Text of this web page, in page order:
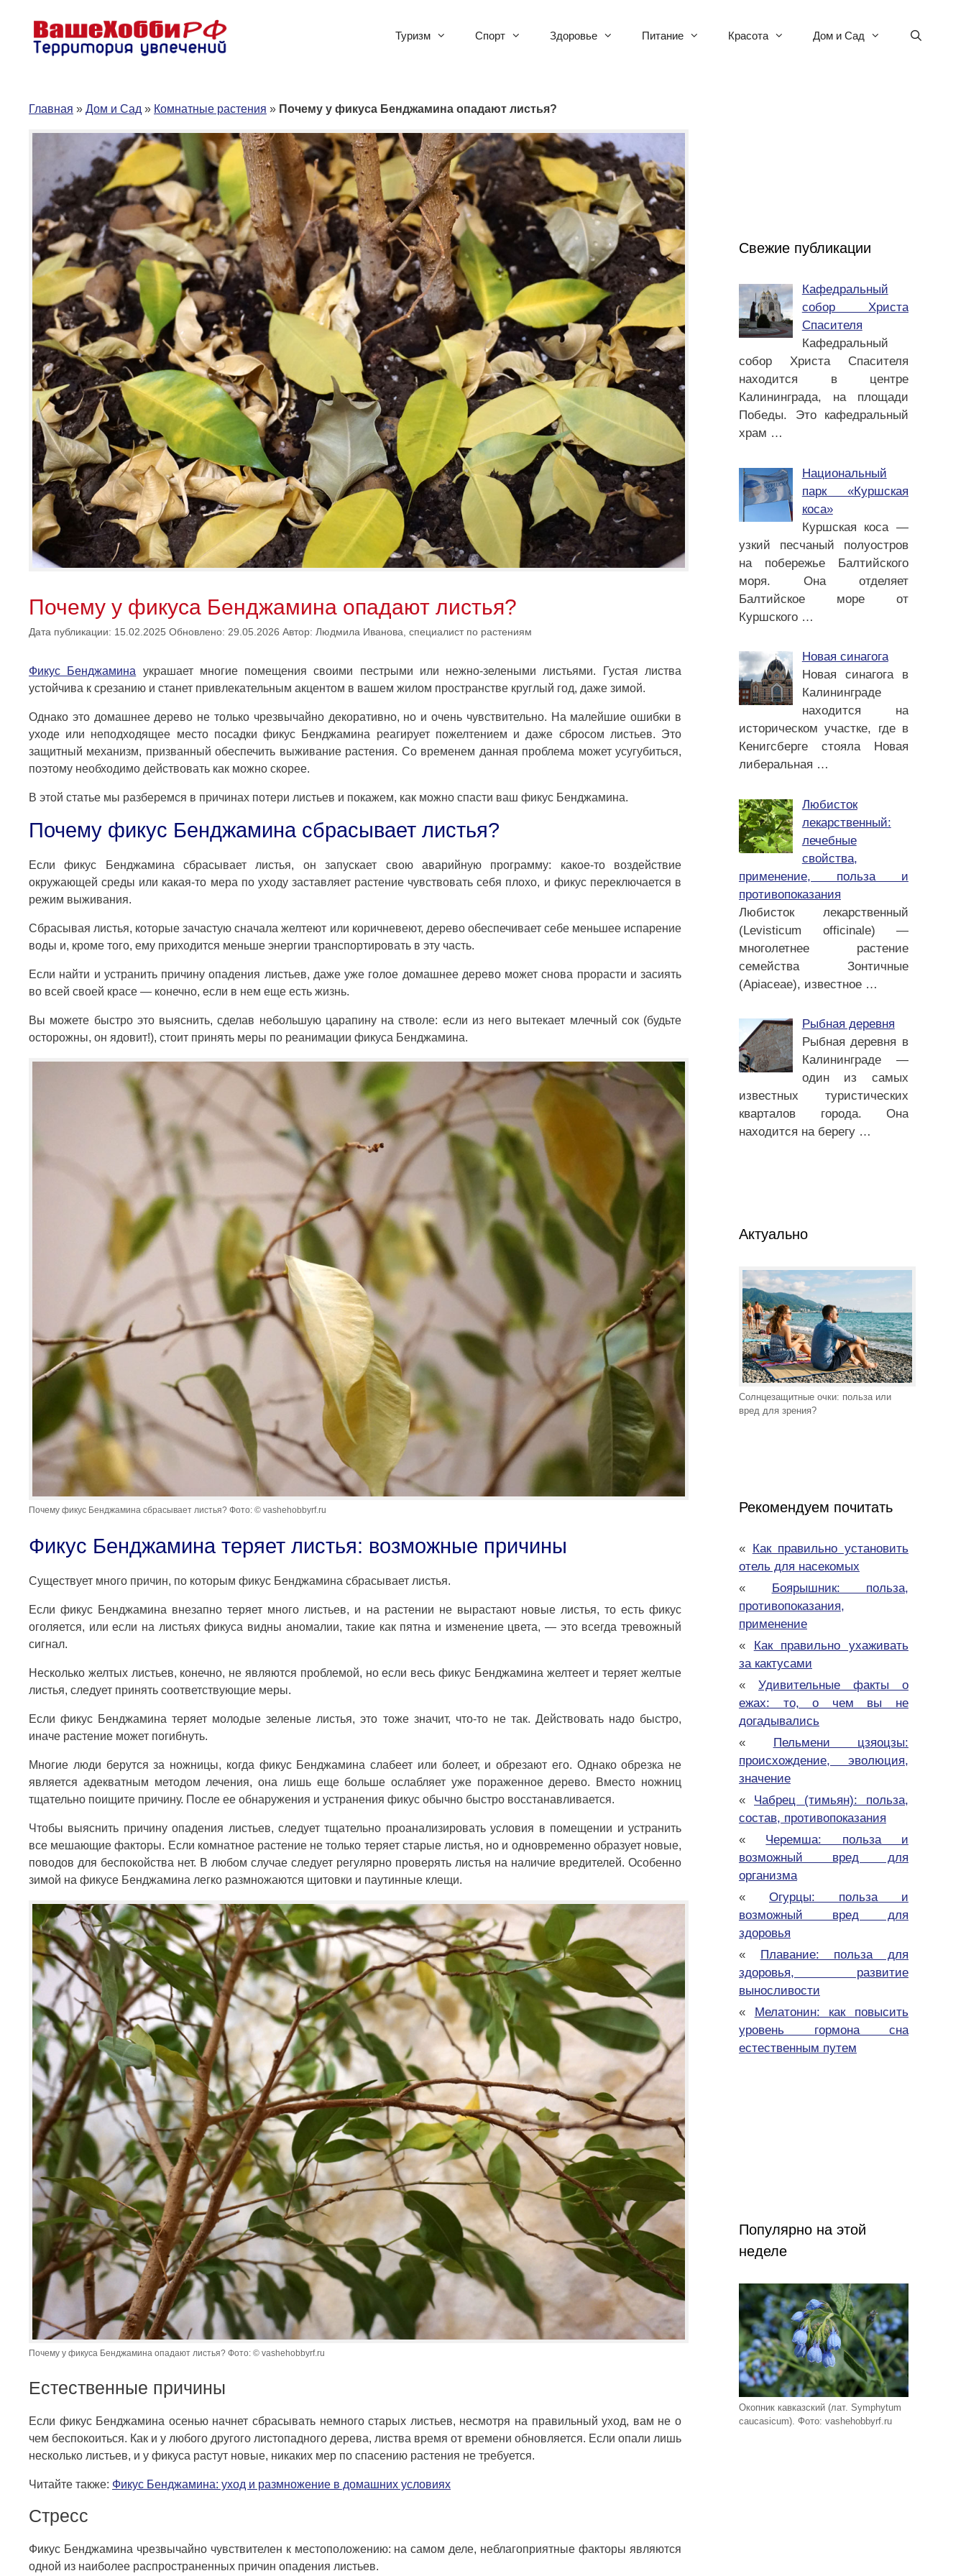
содержимому
Туризм Спорт Здоровье Питание Красота Дом и Сад
Главная » Дом и Сад » Комнатные растения » Почему у фикуса Бенджамина опадают листья?
Почему у фикуса Бенджамина опадают листья?
Дата публикации: 15.02.2025 Обновлено: 29.05.2026 Автор: Людмила Иванова, специалист по растениям
Фикус Бенджамина украшает многие помещения своими пестрыми или нежно-зелеными листьями. Густая листва
устойчива к срезанию и станет привлекательным акцентом в вашем жилом пространстве круглый год, даже зимой.
Однако это домашнее дерево не только чрезвычайно декоративно, но и очень чувствительно. На малейшие ошибки в
уходе или неподходящее место посадки фикус Бенджамина реагирует пожелтением и даже сбросом листьев. Это
защитный механизм, призванный обеспечить выживание растения. Со временем данная проблема может усугубиться,
поэтому необходимо действовать как можно скорее.
В этой статье мы разберемся в причинах потери листьев и покажем, как можно спасти ваш фикус Бенджамина.
Почему фикус Бенджамина сбрасывает листья?
Если фикус Бенджамина сбрасывает листья, он запускает свою аварийную программу: какое-то воздействие
окружающей среды или какая-то мера по уходу заставляет растение чувствовать себя плохо, и фикус переключается в
режим выживания.
Сбрасывая листья, которые зачастую сначала желтеют или коричневеют, дерево обеспечивает себе меньшее испарение
воды и, кроме того, ему приходится меньше энергии транспортировать в эту часть.
Если найти и устранить причину опадения листьев, даже уже голое домашнее дерево может снова прорасти и засиять
во всей своей красе — конечно, если в нем еще есть жизнь.
Вы можете быстро это выяснить, сделав небольшую царапину на стволе: если из него вытекает млечный сок (будьте
осторожны, он ядовит!), стоит принять меры по реанимации фикуса Бенджамина.
Почему фикус Бенджамина сбрасывает листья? Фото: © vashehobbyrf.ru
Фикус Бенджамина теряет листья: возможные причины
Существует много причин, по которым фикус Бенджамина сбрасывает листья.
Если фикус Бенджамина внезапно теряет много листьев, и на растении не вырастают новые листья, то есть фикус
оголяется, или если на листьях фикуса видны аномалии, такие как пятна и изменение цвета, — это всегда тревожный
сигнал.
Несколько желтых листьев, конечно, не являются проблемой, но если весь фикус Бенджамина желтеет и теряет желтые
листья, следует принять соответствующие меры.
Если фикус Бенджамина теряет молодые зеленые листья, это тоже значит, что-то не так. Действовать надо быстро,
иначе растение может погибнуть.
Многие люди берутся за ножницы, когда фикус Бенджамина слабеет или болеет, и обрезают его. Однако обрезка не
является адекватным методом лечения, она лишь еще больше ослабляет уже пораженное дерево. Вместо ножниц
тщательно поищите причину. После ее обнаружения и устранения фикус обычно быстро восстанавливается.
Чтобы выяснить причину опадения листьев, следует тщательно проанализировать условия в помещении и устранить
все мешающие факторы. Если комнатное растение не только теряет старые листья, но и одновременно образует новые,
поводов для беспокойства нет. В любом случае следует регулярно проверять листья на наличие вредителей. Особенно
зимой на фикусе Бенджамина легко размножаются щитовки и паутинные клещи.
Почему у фикуса Бенджамина опадают листья? Фото: © vashehobbyrf.ru
Естественные причины
Если фикус Бенджамина осенью начнет сбрасывать немного старых листьев, несмотря на правильный уход, вам не о
чем беспокоиться. Как и у любого другого листопадного дерева, листва время от времени обновляется. Если опали лишь
несколько листьев, и у фикуса растут новые, никаких мер по спасению растения не требуется.
Читайте также: Фикус Бенджамина: уход и размножение в домашних условиях
Стресс
Фикус Бенджамина чрезвычайно чувствителен к местоположению: на самом деле, неблагоприятные факторы являются
одной из наиболее распространенных причин опадения листьев.
Свежие публикации
Кафедральный
собор Христа
Спасителя
Кафедральный
собор Христа Спасителя
находится в центре
Калининграда, на площади
Победы. Это кафедральный
храм …
Национальный
парк «Куршская
коса»
Куршская коса —
узкий песчаный полуостров
на побережье Балтийского
моря. Она отделяет
Балтийское море от
Куршского …
Новая синагога
Новая синагога в
Калининграде
находится на
историческом участке, где в
Кенигсберге стояла Новая
либеральная …
Любисток
лекарственный:
лечебные
свойства,
применение, польза и
противопоказания
Любисток лекарственный
(Levisticum officinale) —
многолетнее растение
семейства Зонтичные
(Apiaceae), известное …
Рыбная деревня
Рыбная деревня в
Калининграде —
один из самых
известных туристических
кварталов города. Она
находится на берегу …
Актуально
Солнцезащитные очки: польза или
вред для зрения?
Рекомендуем почитать
«
Как правильно установить
отель для насекомых
«
Боярышник: польза,
противопоказания,
применение
«
Как правильно ухаживать
за кактусами
« Удивительные факты о
ежах: то, о чем вы не
догадывались
«
Пельмени цзяоцзы:
происхождение, эволюция,
значение
« Чабрец (тимьян): польза,
состав, противопоказания
« Черемша: польза и
возможный вред для
организма
« Огурцы: польза и
возможный вред для
здоровья
«
Плавание: польза для
здоровья, развитие
выносливости
«
Мелатонин: как повысить
уровень гормона сна
естественным путем
Популярно на этой
неделе
Окопник кавказский (лат. Symphytum
caucasicum). Фото: vashehobbyrf.ru